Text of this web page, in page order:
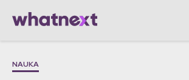
NAUKA